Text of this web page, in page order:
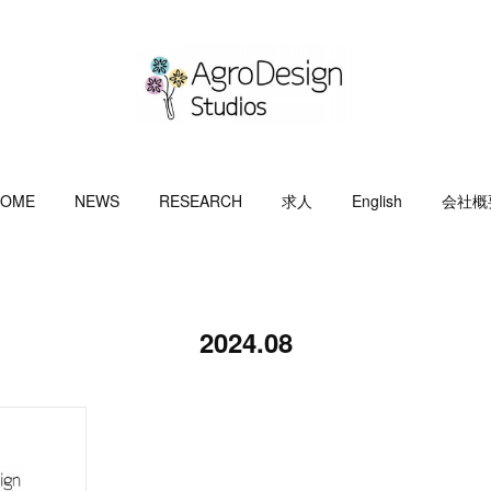
NEWS RESEARCH 求人 English 会社概
2024.08